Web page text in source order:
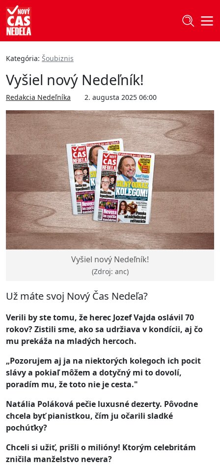
Kategória: Šoubiznis
Vyšiel nový Nedeľník!
Redakcia Nedeľníka 2. augusta 2025 06:00
Vyšiel nový Nedeľník!
(Zdroj: anc)
Už máte svoj Nový Čas Nedeľa?
Verili by ste tomu, že herec Jozef Vajda oslávil 70
rokov? Zistili sme, ako sa udržiava v kondícii, aj čo
mu prekáža na mladých hercoch.
„Pozorujem aj ja na niektorých kolegoch ich pocit
slávy a pokiaľ môžem a dotyčný mi to dovolí,
poradím mu, že toto nie je cesta."
Natália Poláková pečie luxusné dezerty. Pôvodne
chcela byť pianistkou, čím ju očarili sladké
pochúťky?
Chceli si užiť, prišli o milióny! Ktorým celebritám
zničila manželstvo nevera?